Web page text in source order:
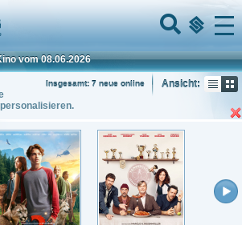
Menu
vom 08.06.2026
Ansicht:
Insgesamt: 7 neue online